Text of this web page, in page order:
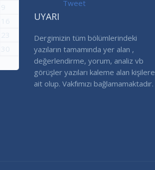
9
16
23
30
Tweet
UYARI
Dergimizin tüm bölümlerindeki
yazıların tamamında yer alan ,
değerlendirme, yorum, analiz vb
görüşler yazıları kaleme alan kişilere
ait olup. Vakfımızı bağlamamaktadır.